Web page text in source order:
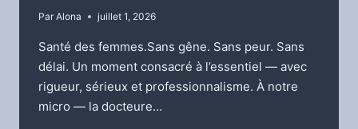
Par Alona juillet 1, 2026
Santé des femmes.Sans gêne. Sans peur. Sans
délai. Un moment consacré à l’essentiel — avec
rigueur, sérieux et professionnalisme. À notre
micro — la docteure…